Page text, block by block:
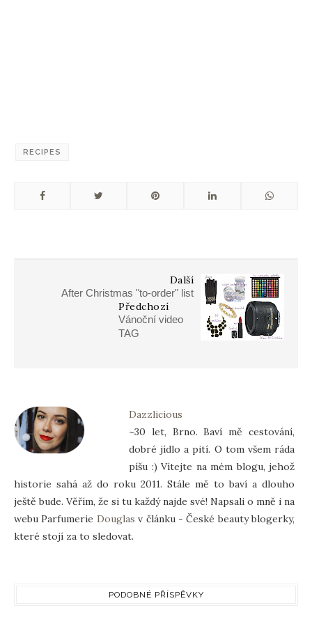
RECIPES
Další
After Christmas "to-order" list
Předchozí
Vánoční video
TAG
Dazzlicious
~30 let, Brno. Baví mě cestování,
dobré jídlo a pití. O tom všem ráda
píšu :) Vítejte na mém blogu, jehož
historie sahá až do roku 2011. Stále mě to baví a dlouho
ještě bude. Věřím, že si tu každý najde své! Napsali o mně i na
webu Parfumerie Douglas v článku - České beauty blogerky,
které stojí za to sledovat.
PODOBNÉ PŘÍSPĚVKY